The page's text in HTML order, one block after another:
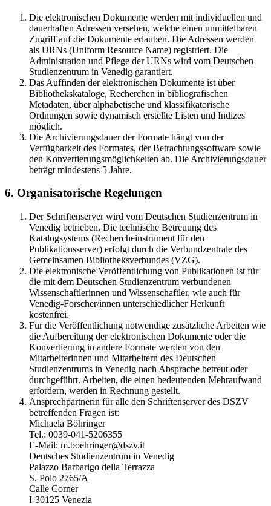
Die elektronischen Dokumente werden mit individuellen und
dauerhaften Adressen versehen, welche einen unmittelbaren
Zugriff auf die Dokumente erlauben. Die Adressen werden
als URNs (Uniform Resource Name) registriert. Die
Administration und Pflege der URNs wird vom Deutschen
Studienzentrum in Venedig garantiert.
Das Auffinden der elektronischen Dokumente ist über
Bibliothekskataloge, Recherchen in bibliografischen
Metadaten, über alphabetische und klassifikatorische
Ordnungen sowie dynamisch erstellte Listen und Indizes
möglich.
Die Archivierungsdauer der Formate hängt von der
Verfügbarkeit des Formates, der Betrachtungssoftware sowie
den Konvertierungsmöglichkeiten ab. Die Archivierungsdauer
beträgt mindestens 5 Jahre.
6. Organisatorische Regelungen
Der Schriftenserver wird vom Deutschen Studienzentrum in
Venedig betrieben. Die technische Betreuung des
Katalogsystems (Rechercheinstrument für den
Publikationsserver) erfolgt durch die Verbundzentrale des
Gemeinsamen Bibliotheksverbundes (VZG).
Die elektronische Veröffentlichung von Publikationen ist für
die mit dem Deutschen Studienzentrum verbundenen
Wissenschaftlerinnen und Wissenschaftler, wie auch für
Venedig-Forscher/innen unterschiedlicher Herkunft
kostenfrei.
Für die Veröffentlichung notwendige zusätzliche Arbeiten wie
die Aufbereitung der elektronischen Dokumente oder die
Konvertierung in andere Formate werden von den
Mitarbeiterinnen und Mitarbeitern des Deutschen
Studienzentrums in Venedig nach Absprache betreut oder
durchgeführt. Arbeiten, die einen bedeutenden Mehraufwand
erfordern, werden in Rechnung gestellt.
Ansprechpartnerin für alle den Schriftenserver des DSZV
betreffenden Fragen ist:
Michaela Böhringer
Tel.: 0039-041-5206355
E-Mail: m.boehringer@dszv.it
Deutsches Studienzentrum in Venedig
Palazzo Barbarigo della Terrazza
S. Polo 2765/A
Calle Corner
I-30125 Venezia